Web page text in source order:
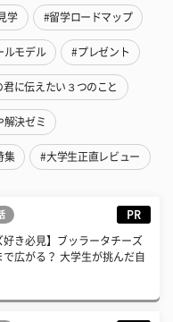
学 #留学ロードマップ
ルモデル #プレゼント
君に伝えたい３つのこと
解決ゼミ
集 #大学生正直レビュー
PR
好き必見】ブッラータチーズ
で広がる？ 大学生が挑んだ自